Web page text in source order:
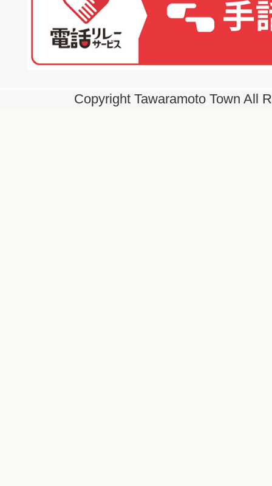
Copyright Tawaramoto Town All